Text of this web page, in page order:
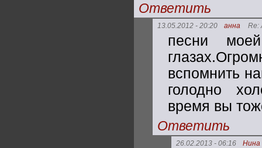
Ответить
13.05.2012 - 20:20 анна Re:
песни
вспомнить
голодно
время вы
Ответить
26.02.2013 - 06:16 Нина